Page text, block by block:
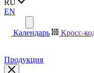
RU
EN
Календарь Кросс-
Продукция